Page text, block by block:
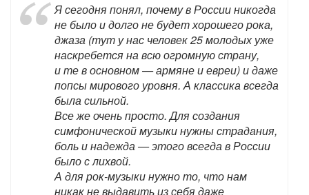
Я сегодня понял, почему в России никогда
не было и долго не будет хорошего рока,
джаза (тут у нас человек 25 молодых уже
наскребется на всю огромную страну,
и те в основном — армяне и евреи) и даже
попсы мирового уровня. А классика всегда
была сильной.
Все же очень просто. Для создания
симфонической музыки нужны страдания,
боль и надежда — этого всегда в России
было с лихвой.
А для рок-музыки нужно то, что нам
никак не выдавить из себя даже